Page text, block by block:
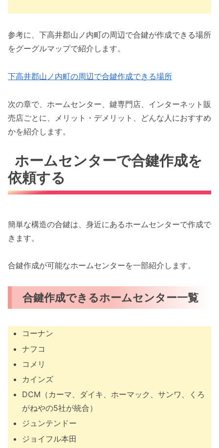
参考に、下高井郡山ノ内町の周辺で合鍵が作成できる場所
をグーグルマップで紹介します。
下高井郡山ノ内町の周辺で合鍵作成できる場所
次の章で、ホームセンター、鍵専門店、インターネット販
売店ごとに、メリット・デメリット、どんな人におすすめ
かを紹介します。
ホームセンターで合鍵作成を
依頼する
簡単な構造の合鍵は、身近にあるホームセンターで作成で
きます。
合鍵作成が可能なホームセンターを一部紹介します。
合鍵作成できるホームセンター一覧
コーナン
ナフコ
コメリ
カインズ
DCM（カーマ、ダイキ、ホーマック、サンワ、くろ
がねやの5社が統合）
ジュンテンドー
ジョイフル本田